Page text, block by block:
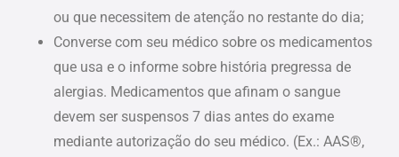
ou que necessitem de atenção no restante do dia;
Converse com seu médico sobre os medicamentos
que usa e o informe sobre história pregressa de
alergias. Medicamentos que afinam o sangue
devem ser suspensos 7 dias antes do exame
mediante autorização do seu médico. (Ex.: AAS®,